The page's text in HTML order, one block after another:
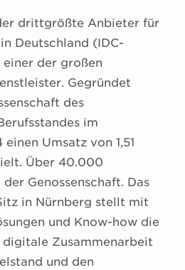
drittgrößte Anbieter für
Deutschland (IDC-
einer der großen
Gegründet
des
im
Umsatz von 1,51
Über 40.000
Genossenschaft. Das
in Nürnberg stellt mit
und Know-how die
Zusammenarbeit
und den